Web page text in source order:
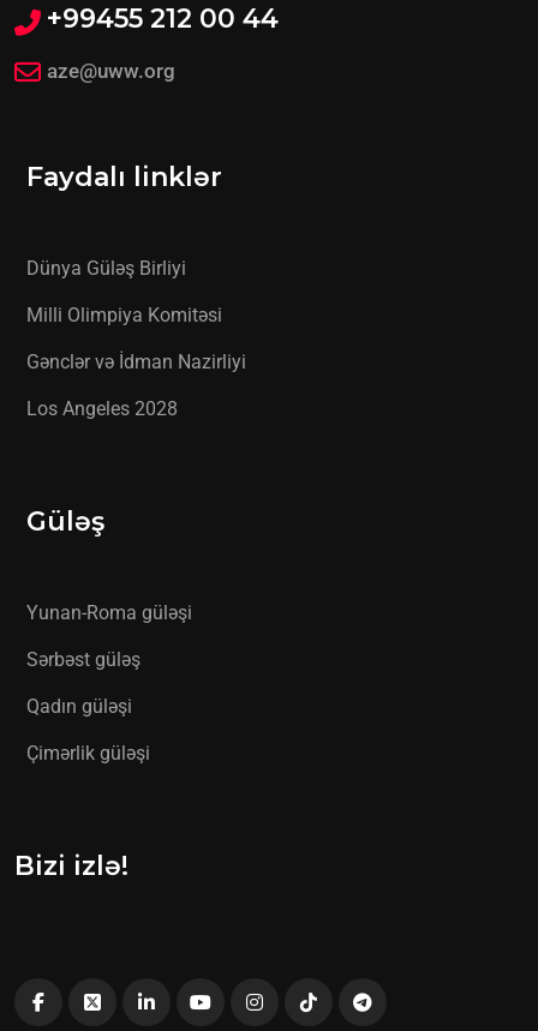
+99455 212 00 44
aze@uww.org
Faydalı linklər
Dünya Güləş Birliyi
Milli Olimpiya Komitəsi
Gənclər və İdman Nazirliyi
Los Angeles 2028
Güləş
Yunan-Roma güləşi
Sərbəst güləş
Qadın güləşi
Çimərlik güləşi
Bizi izlə!